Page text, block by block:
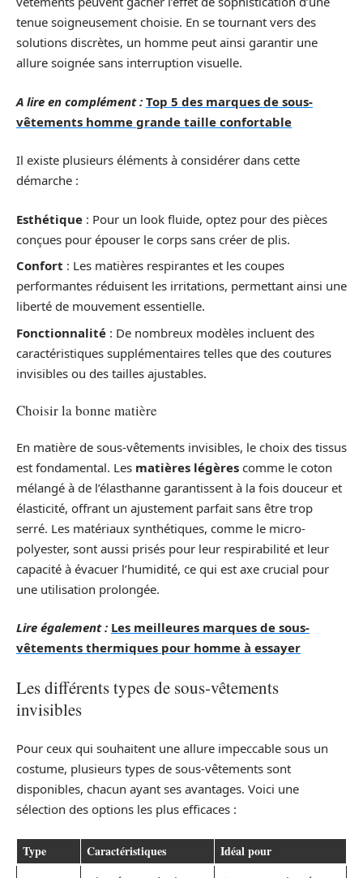
tenue soigneusement choisie. En se tournant vers des
solutions discrètes, un homme peut ainsi garantir une
allure soignée sans interruption visuelle.
A lire en complément : Top 5 des marques de sous-
vêtements homme grande taille confortable
Il existe plusieurs éléments à considérer dans cette
démarche :
Esthétique : Pour un look fluide, optez pour des pièces
conçues pour épouser le corps sans créer de plis.
Confort : Les matières respirantes et les coupes
performantes réduisent les irritations, permettant ainsi une
liberté de mouvement essentielle.
Fonctionnalité : De nombreux modèles incluent des
caractéristiques supplémentaires telles que des coutures
invisibles ou des tailles ajustables.
Choisir la bonne matière
En matière de sous-vêtements invisibles, le choix des tissus
est fondamental. Les matières légères comme le coton
mélangé à de l’élasthanne garantissent à la fois douceur et
élasticité, offrant un ajustement parfait sans être trop
serré. Les matériaux synthétiques, comme le micro-
polyester, sont aussi prisés pour leur respirabilité et leur
capacité à évacuer l’humidité, ce qui est axe crucial pour
une utilisation prolongée.
Lire également : Les meilleures marques de sous-
vêtements thermiques pour homme à essayer
Les différents types de sous-vêtements
invisibles
Pour ceux qui souhaitent une allure impeccable sous un
costume, plusieurs types de sous-vêtements sont
disponibles, chacun ayant ses avantages. Voici une
sélection des options les plus efficaces :
Type Caractéristiques Idéal pour